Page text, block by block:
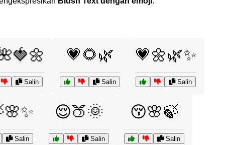
Salin
💗🌻🌿
Salin
💗🌼🌿✨
Salin
Salin
😌🍑🌞
Salin
😚🌸🍃
Salin